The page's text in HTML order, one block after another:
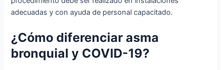
adecuadas y con ayuda de personal capacitado.
¿Cómo diferenciar asma
bronquial y COVID-19?